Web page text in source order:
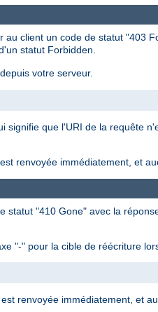
client un code de statut "403
statut Forbidden.
depuis votre serveur.
que l'URI de la requête
renvoyée immédiatement, et
"410 Gone" avec la
"-" pour la cible de réécriture
renvoyée immédiatement, et